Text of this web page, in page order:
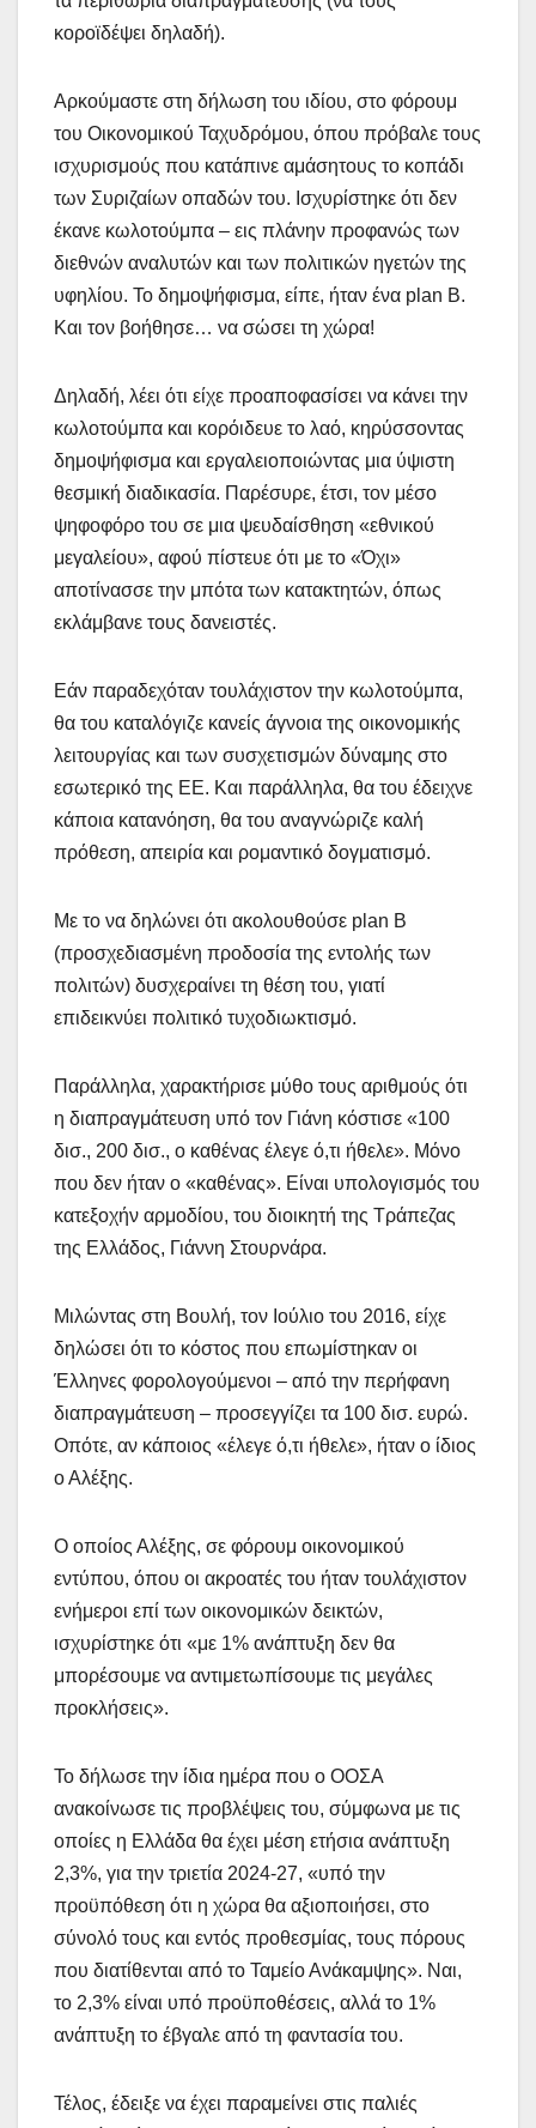
κοροϊδέψει δηλαδή).
Αρκούμαστε στη δήλωση του ιδίου, στο φόρουμ
του Οικονομικού Ταχυδρόμου, όπου πρόβαλε τους
ισχυρισμούς που κατάπινε αμάσητους το κοπάδι
των Συριζαίων οπαδών του. Ισχυρίστηκε ότι δεν
έκανε κωλοτούμπα – εις πλάνην προφανώς των
διεθνών αναλυτών και των πολιτικών ηγετών της
υφηλίου. Το δημοψήφισμα, είπε, ήταν ένα plan B.
Και τον βοήθησε… να σώσει τη χώρα!
Δηλαδή, λέει ότι είχε προαποφασίσει να κάνει την
κωλοτούμπα και κορόιδευε το λαό, κηρύσσοντας
δημοψήφισμα και εργαλειοποιώντας μια ύψιστη
θεσμική διαδικασία. Παρέσυρε, έτσι, τον μέσο
ψηφοφόρο του σε μια ψευδαίσθηση «εθνικού
μεγαλείου», αφού πίστευε ότι με το «Όχι»
αποτίνασσε την μπότα των κατακτητών, όπως
εκλάμβανε τους δανειστές.
Εάν παραδεχόταν τουλάχιστον την κωλοτούμπα,
θα του καταλόγιζε κανείς άγνοια της οικονομικής
λειτουργίας και των συσχετισμών δύναμης στο
εσωτερικό της ΕΕ. Και παράλληλα, θα του έδειχνε
κάποια κατανόηση, θα του αναγνώριζε καλή
πρόθεση, απειρία και ρομαντικό δογματισμό.
Με το να δηλώνει ότι ακολουθούσε plan B
(προσχεδιασμένη προδοσία της εντολής των
πολιτών) δυσχεραίνει τη θέση του, γιατί
επιδεικνύει πολιτικό τυχοδιωκτισμό.
Παράλληλα, χαρακτήρισε μύθο τους αριθμούς ότι
η διαπραγμάτευση υπό τον Γιάνη κόστισε «100
δισ., 200 δισ., ο καθένας έλεγε ό,τι ήθελε». Μόνο
που δεν ήταν ο «καθένας». Είναι υπολογισμός του
κατεξοχήν αρμοδίου, του διοικητή της Τράπεζας
της Ελλάδος, Γιάννη Στουρνάρα.
Μιλώντας στη Βουλή, τον Ιούλιο του 2016, είχε
δηλώσει ότι το κόστος που επωμίστηκαν οι
Έλληνες φορολογούμενοι – από την περήφανη
διαπραγμάτευση – προσεγγίζει τα 100 δισ. ευρώ.
Οπότε, αν κάποιος «έλεγε ό,τι ήθελε», ήταν ο ίδιος
ο Αλέξης.
Ο οποίος Αλέξης, σε φόρουμ οικονομικού
εντύπου, όπου οι ακροατές του ήταν τουλάχιστον
ενήμεροι επί των οικονομικών δεικτών,
ισχυρίστηκε ότι «με 1% ανάπτυξη δεν θα
μπορέσουμε να αντιμετωπίσουμε τις μεγάλες
προκλήσεις».
Το δήλωσε την ίδια ημέρα που ο ΟΟΣΑ
ανακοίνωσε τις προβλέψεις του, σύμφωνα με τις
οποίες η Ελλάδα θα έχει μέση ετήσια ανάπτυξη
2,3%, για την τριετία 2024-27, «υπό την
προϋπόθεση ότι η χώρα θα αξιοποιήσει, στο
σύνολό τους και εντός προθεσμίας, τους πόρους
που διατίθενται από το Ταμείο Ανάκαμψης». Ναι,
το 2,3% είναι υπό προϋποθέσεις, αλλά το 1%
ανάπτυξη το έβγαλε από τη φαντασία του.
Τέλος, έδειξε να έχει παραμείνει στις παλιές